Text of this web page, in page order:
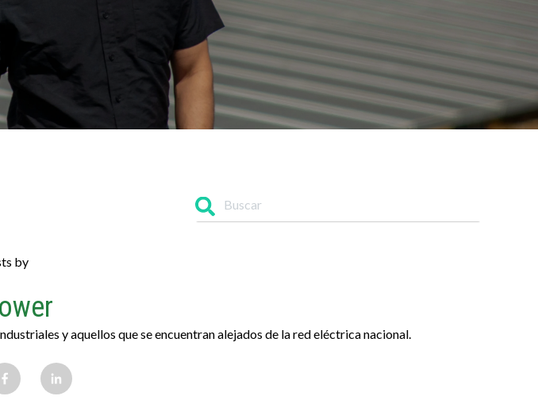
by
y aquellos que se encuentran alejados de la red eléctrica nacional.